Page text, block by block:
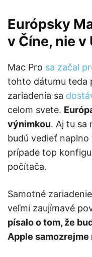
Európsky
v Číne, nie v
Mac Pro sa začal
tohto dátumu teda
zariadenia sa
celom svete.
výnimkou. Aj tu sa
budú vedieť
prípade top
počítača.
Samotné
veľmi zaujímavé
písalo o tom, že
Apple samozrejme